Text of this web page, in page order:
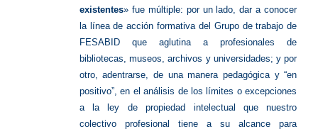
existentes» fue múltiple: por un lado, dar a conocer
la línea de acción formativa del Grupo de trabajo de
FESABID que aglutina a profesionales de
bibliotecas, museos, archivos y universidades; y por
otro, adentrarse, de una manera pedagógica y “en
positivo”, en el análisis de los límites o excepciones
a la ley de propiedad intelectual que nuestro
colectivo profesional tiene a su alcance para